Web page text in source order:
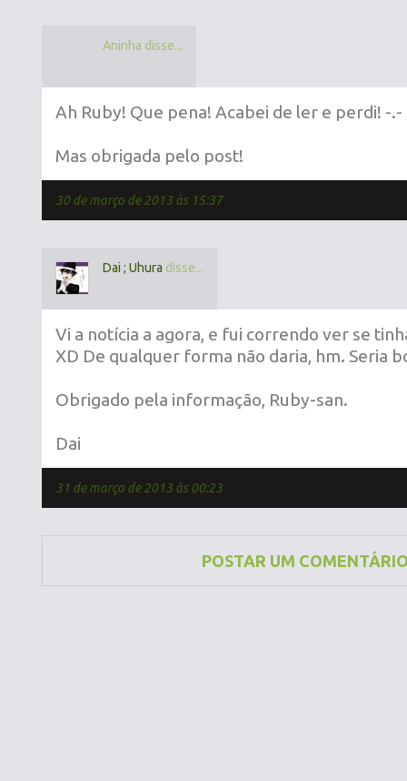
Aninha disse...
Ah Ruby! Que pena! Acabei de ler e perdi! -
Mas obrigada pelo post!
30 de março de 2013 às 15:37
Dai ; Uhura disse...
Vi a notícia a agora, e fui correndo ver se
XD De qualquer forma não daria, hm. Seria
Obrigado pela informação, Ruby-san.
Dai
31 de março de 2013 às 00:23
POSTAR UM